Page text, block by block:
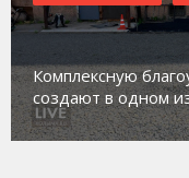
Комплексную
создают в одном